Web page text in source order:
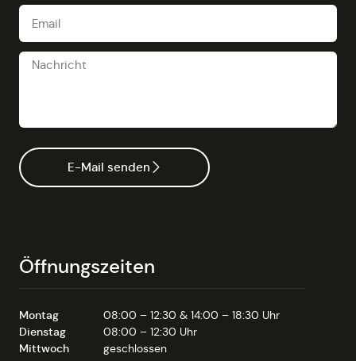
E-Mail senden
Öffnungszeiten
Montag
08:00 – 12:30 & 14:00 – 18:30 Uhr
Dienstag
08:00 – 12:30 Uhr
Mittwoch
geschlossen